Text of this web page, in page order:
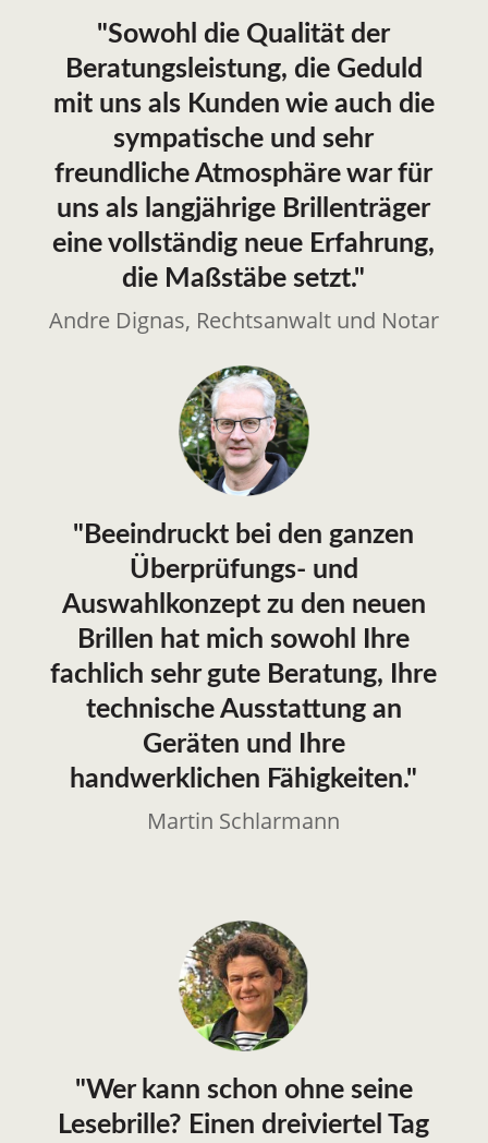
"Sowohl die Qualität der
Beratungsleistung, die Geduld
mit uns als Kunden wie auch die
sympatische und sehr
freundliche Atmosphäre war für
uns als langjährige Brillenträger
eine vollständig neue Erfahrung,
die Maßstäbe setzt."
Andre Dignas, Rechtsanwalt und Notar
"Beeindruckt bei den ganzen
Überprüfungs- und
Auswahlkonzept zu den neuen
Brillen hat mich sowohl Ihre
fachlich sehr gute Beratung, Ihre
technische Ausstattung an
Geräten und Ihre
handwerklichen Fähigkeiten."
Martin Schlarmann
"Wer kann schon ohne seine
Lesebrille? Einen dreiviertel Tag